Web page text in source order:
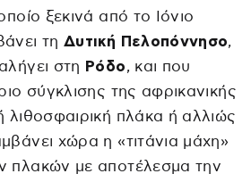
ξεκινά από το Ιόνιο
τη Δυτική Πελοπόννησο,
στη Ρόδο, και που
σύγκλισης της αφρικανικής
λιθοσφαιρική πλάκα ή αλλιώς
χώρα η «τιτάνια μάχη»
πλακών με αποτέλεσμα την